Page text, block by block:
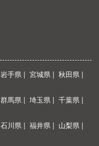
岩手県 宮城県
秋田県
群馬県 埼玉県
千葉県
石川県 福井県
山梨県